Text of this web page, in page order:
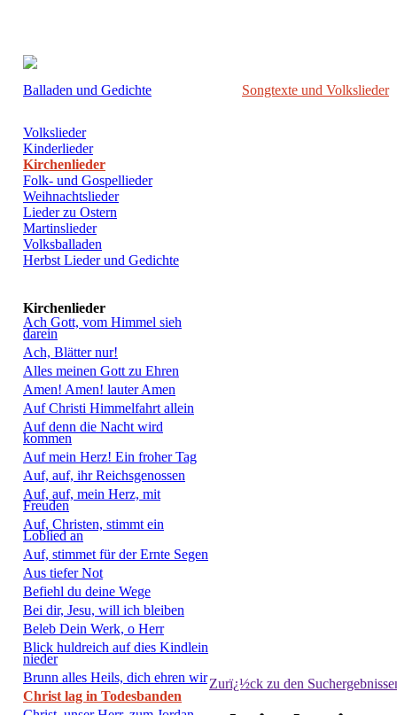
Balladen und Gedichte Songtexte und Volkslieder
Volkslieder
Kinderlieder
Kirchenlieder
Folk- und Gospellieder
Weihnachtslieder
Lieder zu Ostern
Martinslieder
Volksballaden
Herbst Lieder und Gedichte
Kirchenlieder
Ach Gott, vom Himmel sieh
darein
Ach, Blätter nur!
Alles meinen Gott zu Ehren
Amen! Amen! lauter Amen
Auf Christi Himmelfahrt allein
Auf denn die Nacht wird
kommen
Auf mein Herz! Ein froher Tag
Auf, auf, ihr Reichsgenossen
Auf, auf, mein Herz, mit
Freuden
Auf, Christen, stimmt ein
Loblied an
Auf, stimmet für der Ernte Segen
Aus tiefer Not
Befiehl du deine Wege
Bei dir, Jesu, will ich bleiben
Beleb Dein Werk, o Herr
Blick huldreich auf dies Kindlein
nieder
Brunn alles Heils, dich ehren wir
Christ lag in Todesbanden
Zurï¿½ck zu den